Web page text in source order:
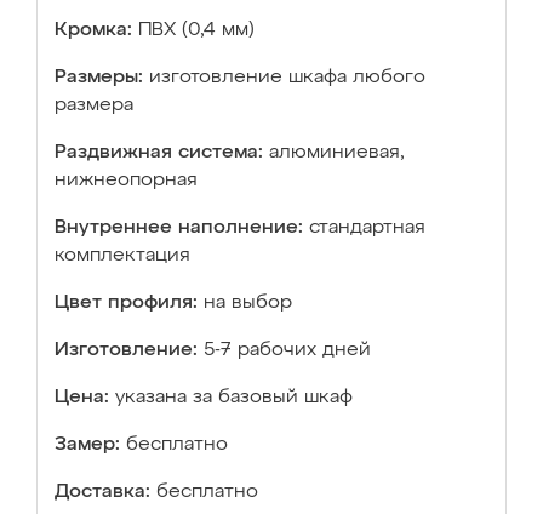
Кромка: ПВХ (0,4 мм)
Размеры: изготовление шкафа любого
размера
Раздвижная система: алюминиевая,
нижнеопорная
Внутреннее наполнение: стандартная
комплектация
Цвет профиля: на выбор
Изготовление: 5-7 рабочих дней
Цена: указана за базовый шкаф
Замер: бесплатно
Доставка: бесплатно